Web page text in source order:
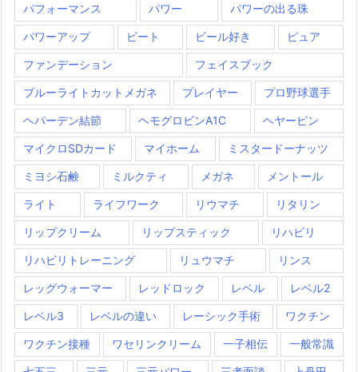
パフォーマンス パワー パワーの出る珠
パワーアップ ビート ビール好き ピュア
ファンデーション フェイスブック
ブルーライトカットメガネ プレイヤー プロ野球選手
ヘパーデン結節 ヘモグロビンA1C ヘヤーピン
マイクロSDカード マイホーム ミスタードーナッツ
ミヨシ石鹸 ミルクティ メガネ メントール
ライト ライフワーク リウマチ リタリン
リップクリーム リップスティック リハビリ
リハビリトレーニング リュウマチ リンス
レッグウォーマー レッドロック レベル レベル2
レベル3 レベルの違い レーシック手術 ワクチン
ワクチン接種 ワセリンクリーム 一子相伝 一般常識